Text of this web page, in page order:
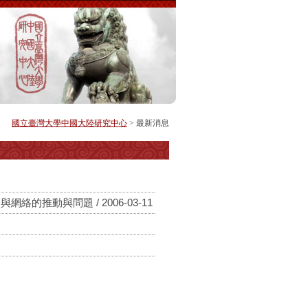
國立臺灣大學中國大陸研究中心 > 最新消息
網絡的推動與問題 / 2006-03-11